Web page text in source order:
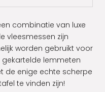
combinatie van luxe
vleesmessen zijn
worden gebruikt voor
gekartelde lemmeten
de enige echte scherpe
te vinden zijn!